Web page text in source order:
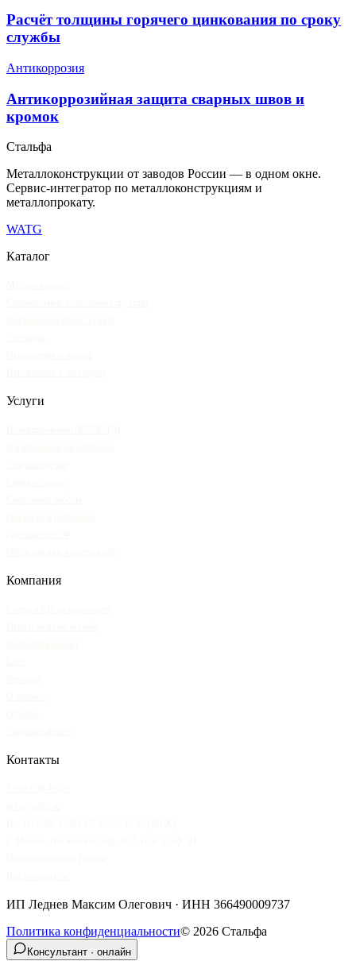
Расчёт толщины горячего цинкования по сроку
службы
Антикоррозия
Антикоррозийная защита сварных швов и
кромок
Стальфа
Металлоконструкции от заводов России — в одном окне.
Сервис-интегратор по металлоконструкциям и
металлопрокату.
WATG
Каталог
Услуги
Компания
Контакты
ИП Леднев Максим Олегович · ИНН 366490009737
Политика конфиденциальности© 2026 Стальфа
Консультант · онлайн